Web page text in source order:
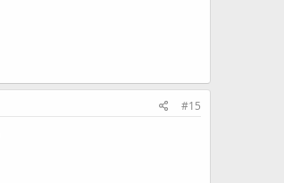
#15